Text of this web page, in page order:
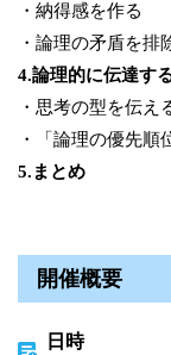
・納得感を作る
・論理の矛盾を排
4.論理的に伝達す
・思考の型を伝え
・「論理の優先順
5.まとめ
開催概要
日時